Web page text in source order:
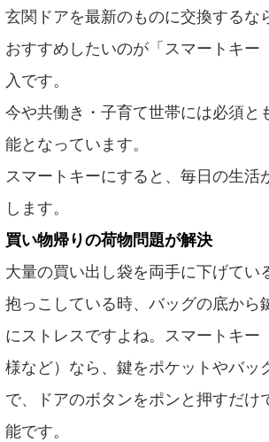
玄関ドアを最新のものに交換するな
おすすめしたいのが「スマートキー
入です。
今や共働き・子育て世帯には必須と
能となっています。
スマートキーにすると、毎日の生活
します。
買い物帰りの荷物問題が解決
大量の買い出し袋を両手に下げてい
抱っこしている時、バッグの底から
にストレスですよね。スマートキー
様など）なら、鍵をポケットやバッ
で、ドアのボタンをポンと押すだけ
能です。